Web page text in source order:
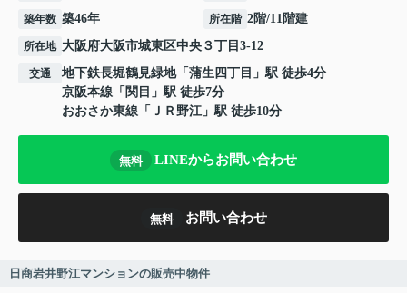
築年数 築46年 所在階 2階/11階建
所在地 大阪府大阪市城東区中央 ３丁目3-12
交通 地下鉄長堀鶴見緑地「 蒲生四丁目 」駅 徒歩4分
京阪本線 「 関目 」駅 徒歩7分
おおさか東線 「 ＪＲ野江」駅 徒歩10分
無料 LINEからお問い合わせ
無料 お問い合わせ
日商岩井野江マンションの販売中物件